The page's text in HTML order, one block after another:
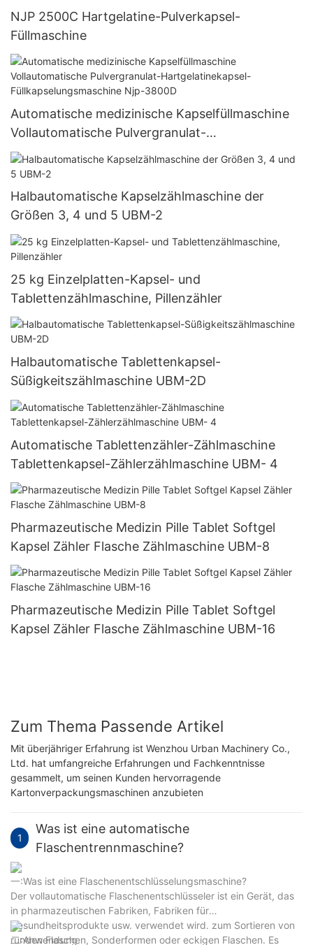
NJP 2500C Hartgelatine-Pulverkapsel-
Füllmaschine
Automatische medizinische Kapselfüllmaschine
Vollautomatische Pulvergranulat-
Hartgelatinekapsel-Füllkapselungsmaschine Njp-
3800D
Halbautomatische Kapselzählmaschine der
Größen 3, 4 und 5 UBM-2
25 kg Einzelplatten-Kapsel- und
Tablettenzählmaschine, Pillenzähler
Halbautomatische Tablettenkapsel-
Süßigkeitszählmaschine UBM-2D
Automatische Tablettenzähler-Zählmaschine
Tablettenkapsel-Zählerzählmaschine UBM- 4
Pharmazeutische Medizin Pille Tablet Softgel
Kapsel Zähler Flasche Zählmaschine UBM-8
Pharmazeutische Medizin Pille Tablet Softgel
Kapsel Zähler Flasche Zählmaschine UBM-16
Zum Thema Passende Artikel
Mit überjähriger Erfahrung ist Wenzhou Urban Machinery Co.,
Ltd. hat umfangreiche Erfahrungen und Fachkenntnisse
gesammelt, um seinen Kunden hervorragende
Kartonverpackungsmaschinen anzubieten
1
Was ist eine automatische
Flaschentrennmaschine?
一:Was ist eine Flaschenentschlüsselungsmaschine?
Der vollautomatische Flaschenentschlüsseler ist ein Gerät, das
in pharmazeutischen Fabriken, Fabriken für
Gesundheitsprodukte usw. verwendet wird. zum Sortieren von
runden Flaschen, Sonderformen oder eckigen Flaschen. Es
二:Anwendung